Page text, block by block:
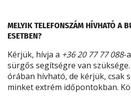
MELYIK TELEFONSZÁM HÍVHATÓ A
ESETBEN?
Kérjük, hívja a +36 20 77 77 088-
sürgős segítségre van szüksége.
órában hívható, de kérjük, csak
minket extrém időpontokban.